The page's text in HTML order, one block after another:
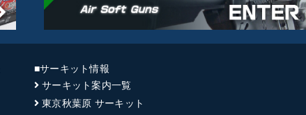
■サーキット情報
サーキット案内一覧
東京秋葉原 サーキット